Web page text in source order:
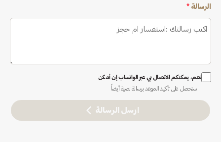
الرسالة *
نعم، يمكنكم الاتصال بي عبر الواتساب إن أمكن
ستحصل على تأكيد الموعد برسالة نصية أيضاً
ارسل الرسالة